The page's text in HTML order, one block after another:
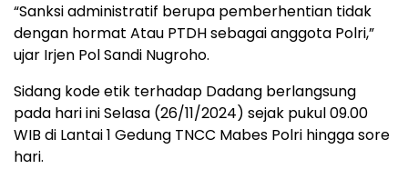
“Sanksi administratif berupa pemberhentian tidak
dengan hormat Atau PTDH sebagai anggota Polri,”
ujar Irjen Pol Sandi Nugroho.
Sidang kode etik terhadap Dadang berlangsung
pada hari ini Selasa (26/11/2024) sejak pukul 09.00
WIB di Lantai 1 Gedung TNCC Mabes Polri hingga sore
hari.